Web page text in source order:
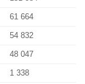
61 664
54 832
48 047
1 338